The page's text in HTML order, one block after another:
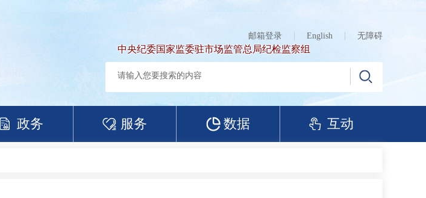
邮箱登录 English 无障碍
中央纪委国家监委驻市场监管总局纪检监察组
政务 服务 数据 互动